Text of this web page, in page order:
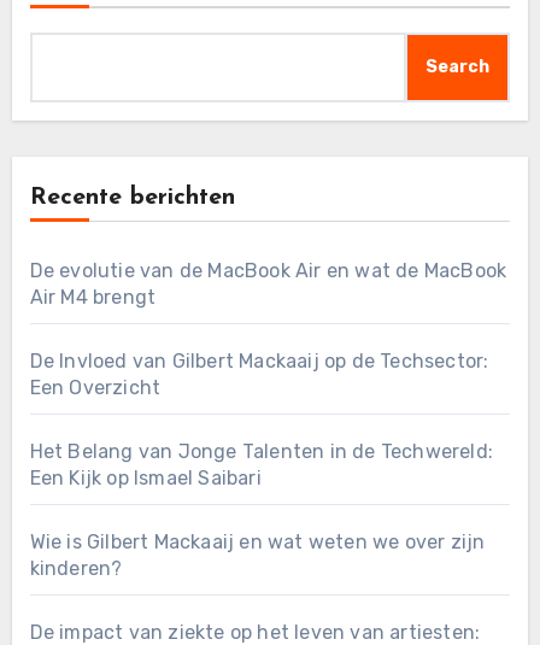
Search
Recente berichten
De evolutie van de MacBook Air en wat de MacBook
Air M4 brengt
De Invloed van Gilbert Mackaaij op de Techsector:
Een Overzicht
Het Belang van Jonge Talenten in de Techwereld:
Een Kijk op Ismael Saibari
Wie is Gilbert Mackaaij en wat weten we over zijn
kinderen?
De impact van ziekte op het leven van artiesten: